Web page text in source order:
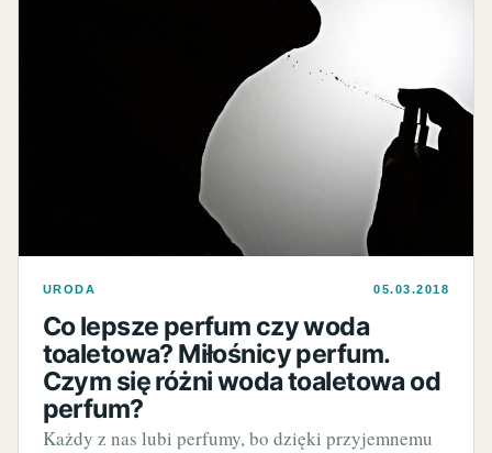
URODA 05.03.2018
Co lepsze perfum czy woda
toaletowa? Miłośnicy perfum.
Czym się różni woda toaletowa od
perfum?
Każdy z nas lubi perfumy, bo dzięki przyjemnemu